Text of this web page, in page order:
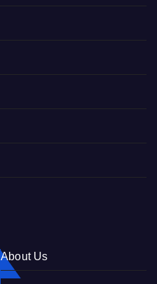
About Us